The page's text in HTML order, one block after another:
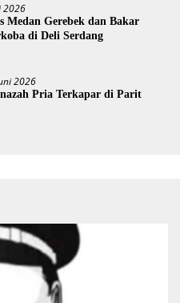
2026
Medan Gerebek dan Bakar
di Deli Serdang
2026
Pria Terkapar di Parit